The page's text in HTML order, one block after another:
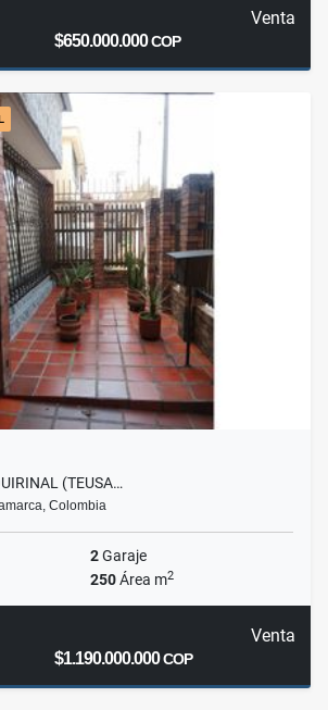
Venta
$650.000.000COP
(TEUSA…
Colombia
2Garaje
250Área m2
Venta
$1.190.000.000COP